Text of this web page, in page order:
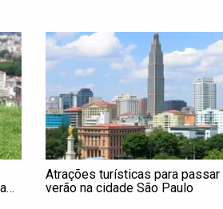
Atrações turísticas para passar
verão na cidade São Paulo